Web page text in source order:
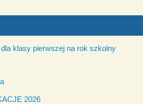
klasy pierwszej na rok szkolny
2026